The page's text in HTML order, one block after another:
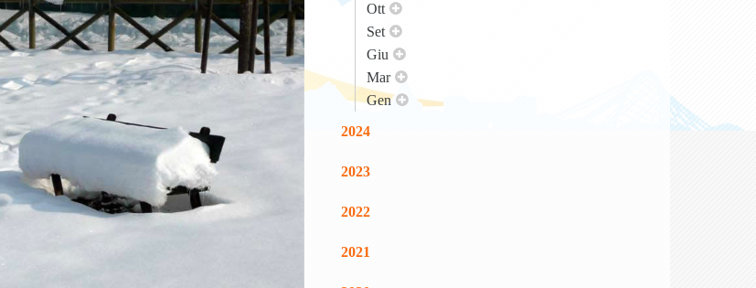
Ott
Set
Giu
Mar
Gen
2024
2023
2022
2021